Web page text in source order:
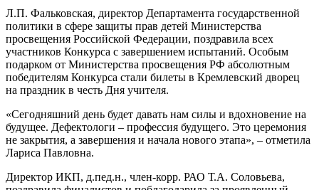
Л.П. Фальковская, директор Департамента государственной
политики в сфере защиты прав детей Министерства
просвещения Российской Федерации, поздравила всех
участников Конкурса с завершением испытаний. Особым
подарком от Министерства просвещения РФ абсолютным
победителям Конкурса стали билеты в Кремлевский дворец
на праздник в честь Дня учителя.
«Сегодняшний день будет давать нам силы и вдохновение на
будущее. Дефектологи – профессия будущего. Это церемония
не закрытия, а завершения и начала нового этапа», – отметила
Лариса Павловна.
Директор ИКП, д.пед.н., член-корр. РАО Т.А. Соловьева,